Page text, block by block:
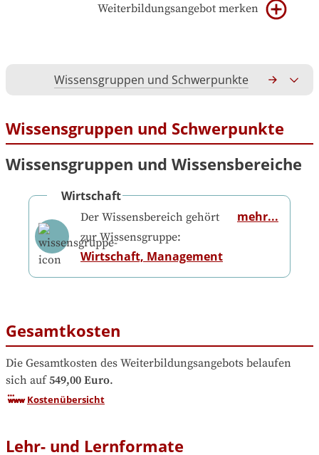
Weiterbildungsangebot merken
Wissensgruppen und Schwerpunkte
Wissensgruppen und Schwerpunkte
Wissensgruppen und Wissensbereiche
Wirtschaft
Der Wissensbereich gehört
zur Wissensgruppe:
Wirtschaft, Management
mehr...
Gesamtkosten
Die Gesamtkosten des Weiterbildungsangebots belaufen
sich auf 549,00 Euro.
Kostenübersicht
Lehr- und Lernformate